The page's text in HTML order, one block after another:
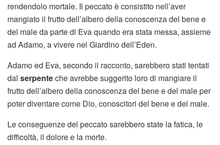
rendendolo mortale. Il peccato è consistito nell’aver
mangiato il frutto dell’albero della conoscenza del bene e
del male da parte di Eva quando era stata messa, assieme
ad Adamo, a vivere nel Giardino dell’Eden.
Adamo ed Eva, secondo il racconto, sarebbero stati tentati
dal serpenteche avrebbe suggerito loro di mangiare il
frutto dell’albero della conoscenza del bene e del male per
poter diventare come Dio, conoscitori del bene e del male.
Le conseguenze del peccato sarebbero state la fatica, le
difficoltà, il dolore e la morte.